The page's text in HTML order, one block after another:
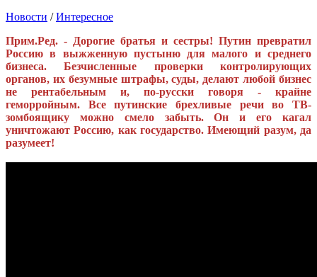
Новости /Интересное
Прим.Ред. - Дорогие братья и сестры! Путин превратил
Россию в выжженную пустыню для малого и среднего
бизнеса. Безчисленные проверки контролирующих
органов, их безумные штрафы, суды, делают любой бизнес
не рентабельным и, по-русски говоря - крайне
геморройным. Все путинские брехливые речи во ТВ-
зомбоящику можно смело забыть. Он и его кагал
уничтожают Россию, как государство. Имеющий разум, да
разумеет!